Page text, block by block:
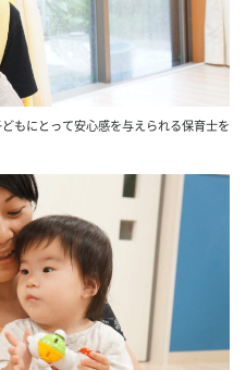
もにとって安心感を与えられる保育士を